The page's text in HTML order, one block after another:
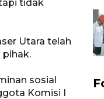
tidak
Utara telah
sosial
Komisi I